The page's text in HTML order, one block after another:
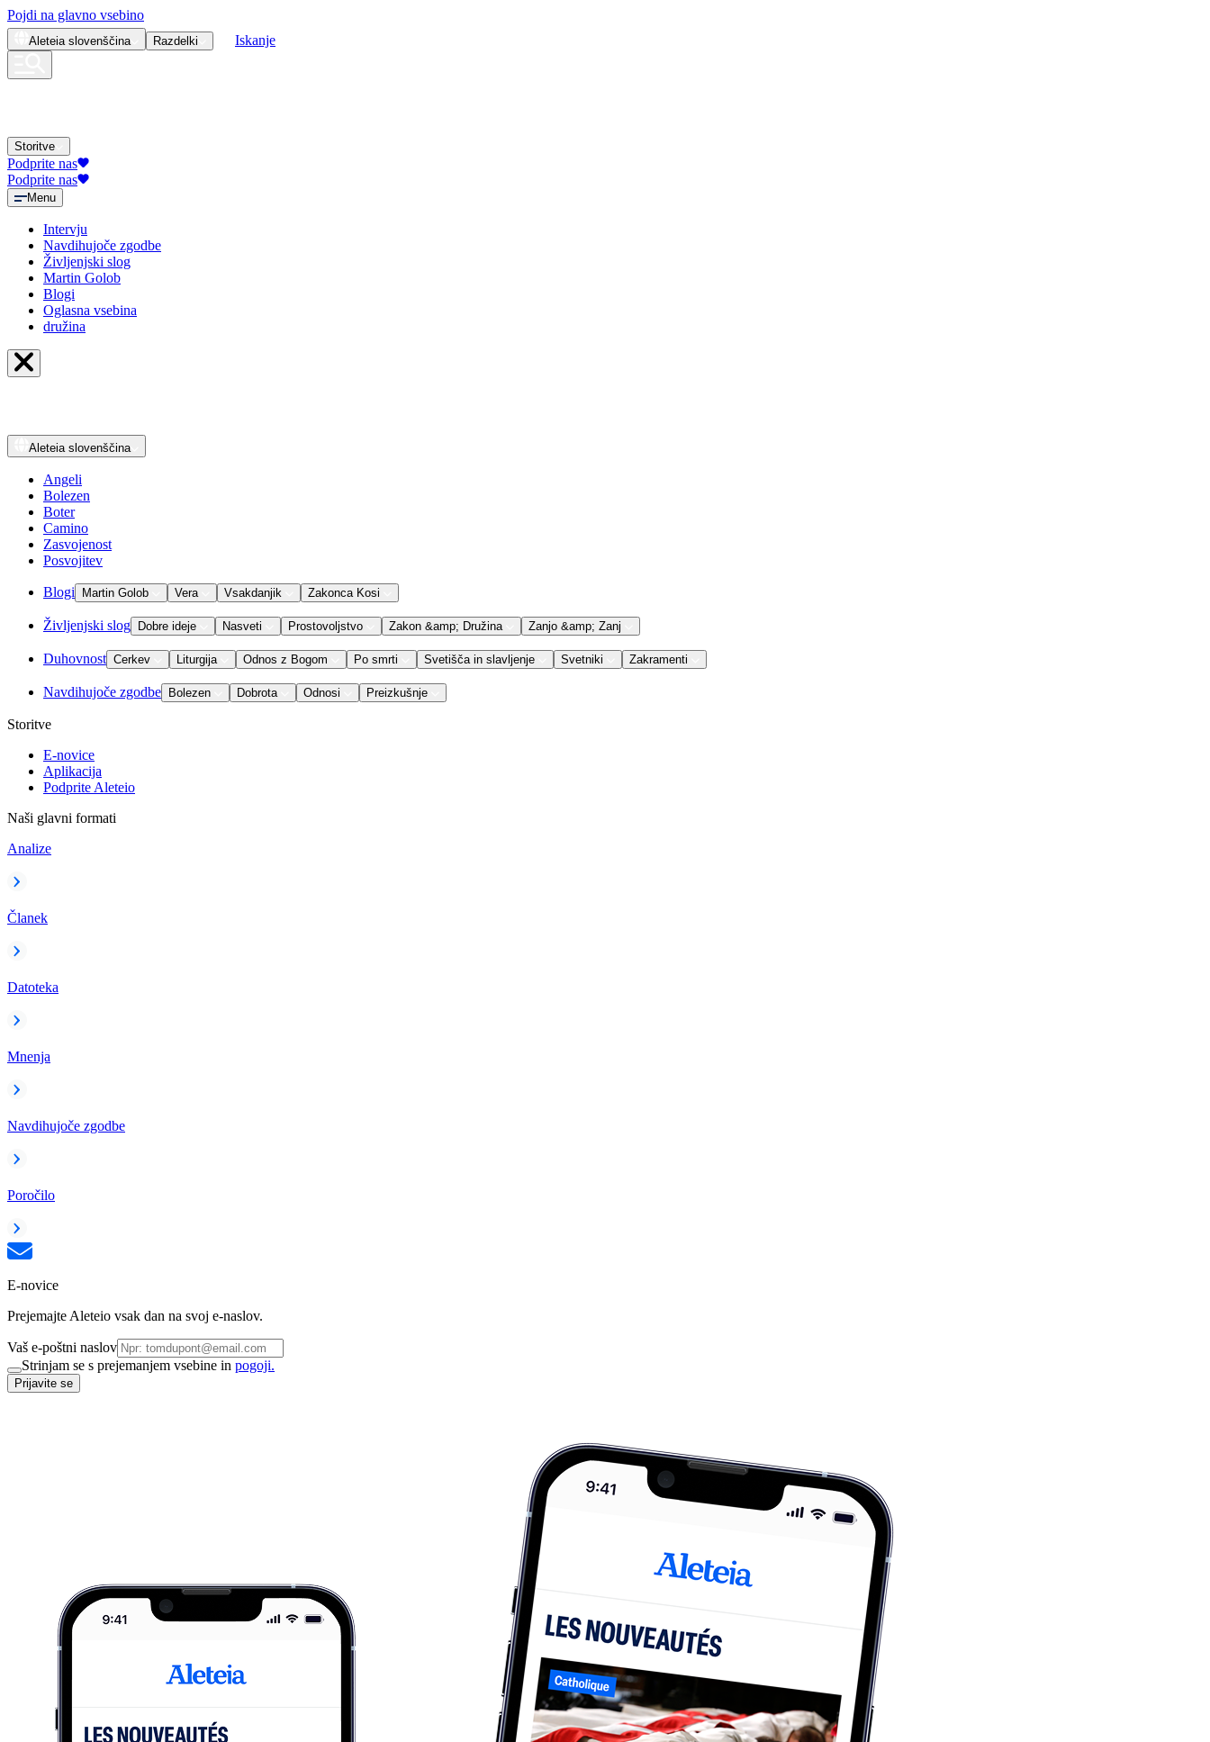
Pojdi na glavno vsebino
Aleteia slovenščina Razdelki Iskanje
Storitve
Podprite nas
Podprite nas
Menu
Intervju
Navdihujoče zgodbe
Življenjski slog
Martin Golob
Blogi
Oglasna vsebina
družina
Aleteia slovenščina
Angeli
Bolezen
Boter
Camino
Zasvojenost
Posvojitev
Blogi Martin Golob Vera Vsakdanjik Zakonca Kosi
Življenjski slog Dobre ideje Nasveti Prostovoljstvo Zakon &amp; Družina Zanjo &amp; Zanj
Duhovnost Cerkev Liturgija Odnos z Bogom Po smrti Svetišča in slavljenje Svetniki Zakramenti
Navdihujoče zgodbe Bolezen Dobrota Odnosi Preizkušnje
Storitve
E-novice
Aplikacija
Podprite Aleteio
Naši glavni formati
Analize
Članek
Datoteka
Mnenja
Navdihujoče zgodbe
Poročilo
E-novice
Prejemajte Aleteio vsak dan na svoj e-naslov.
Vaš e-poštni naslov
Strinjam se s prejemanjem vsebine in pogoji.
Prijavite se